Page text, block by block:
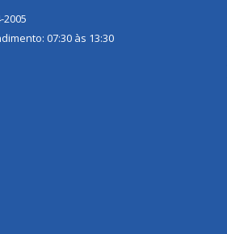
2005
07:30 às 13:30